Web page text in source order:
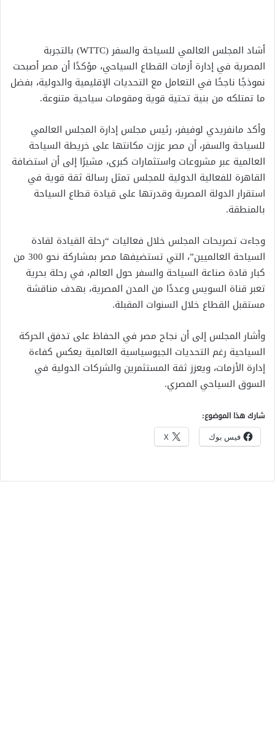
أشاد المجلس العالمي للسياحة والسفر (WTTC) بالتجربة
المصرية في إدارة أزمات القطاع السياحي، مؤكدًا أن مصر أصبحت
نموذجًا ناجحًا في التعامل مع التحديات الإقليمية والدولية، بفضل
ما تمتلكه من بنية تحتية قوية ومقومات سياحية متنوعة.
وأكد مانفريدي لوفيفر، رئيس مجلس إدارة المجلس العالمي
للسياحة والسفر، أن مصر عززت مكانتها على خريطة السياحة
العالمية عبر مشروعات واستثمارات كبرى، مشيرًا إلى أن استضافة
القاهرة للفعالية الدولية للمجلس تمثل رسالة ثقة قوية في
استقرار الدولة المصرية وقدرتها على قيادة قطاع السياحة
بالمنطقة.
وجاءت تصريحات المجلس خلال فعاليات “رحلة القيادة لقادة
السياحة العالميين”، التي تستضيفها مصر بمشاركة نحو 300 من
كبار قادة صناعة السياحة والسفر حول العالم، في رحلة بحرية
تعبر قناة السويس وعددًا من المدن المصرية، بهدف مناقشة
مستقبل القطاع خلال السنوات المقبلة.
وأشار المجلس إلى أن نجاح مصر في الحفاظ على تدفق الحركة
السياحية رغم التحديات الجيوسياسية العالمية يعكس كفاءة
إدارة الأزمات، ويعزز ثقة المستثمرين والشركات الدولية في
السوق السياحي المصري.
شارك هذا الموضوع:
فيس بوك X